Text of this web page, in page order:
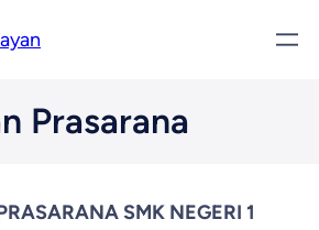
Prasarana
SMK NEGERI 1